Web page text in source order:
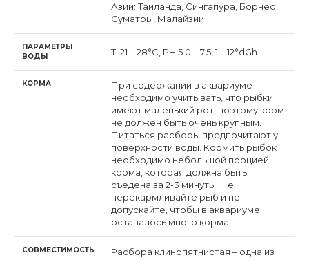
Азии: Таиланда, Сингапура, Борнео,
Суматры, Малайзии
ПАРАМЕТРЫ
ВОДЫ
Т: 21 – 28°C, PH 5.0 – 7.5, 1 – 12°dGh
КОРМА
При содержании в аквариуме
необходимо учитывать, что рыбки
имеют маленький рот, поэтому корм
не должен быть очень крупным.
Питаться расборы предпочитают у
поверхности воды. Кормить рыбок
необходимо небольшой порцией
корма, которая должна быть
съедена за 2-3 минуты. Не
перекармливайте рыб и не
допускайте, чтобы в аквариуме
оставалось много корма.
СОВМЕСТИМОСТЬ
Расбора клинопятнистая – одна из